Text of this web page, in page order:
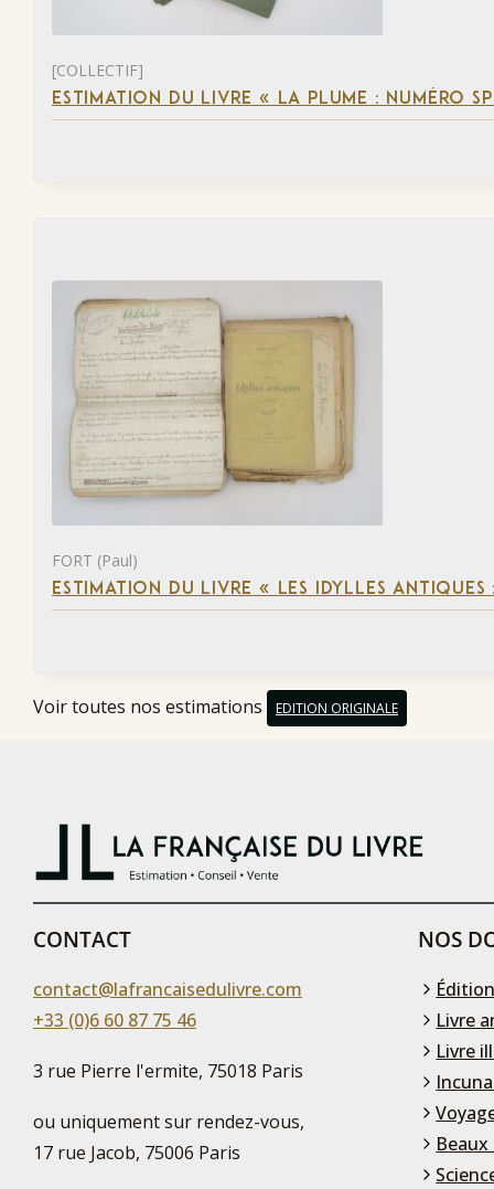
[COLLECTIF]
ESTIMATION DU LIVRE « LA PLUME : NUMÉRO
FORT (Paul)
ESTIMATION DU LIVRE « LES IDYLLES
Voir toutes nos estimations EDITION ORIGINALE
CONTACT
contact@lafrancaisedulivre.com
+33 (0)6 60 87 75 46
3 rue Pierre l'ermite, 75018 Paris
ou uniquement sur rendez-vous,
17 rue Jacob, 75006 Paris
NOS
Livre
Livre